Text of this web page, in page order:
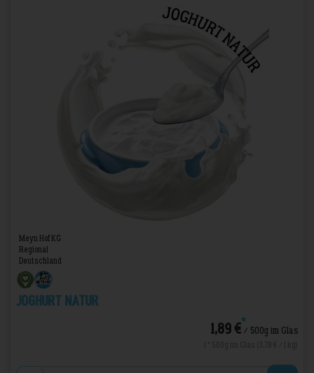
Meyn Hof KG
Regional
Deutschland
Joghurt Natur
1,89 €*/ 500g im Glas